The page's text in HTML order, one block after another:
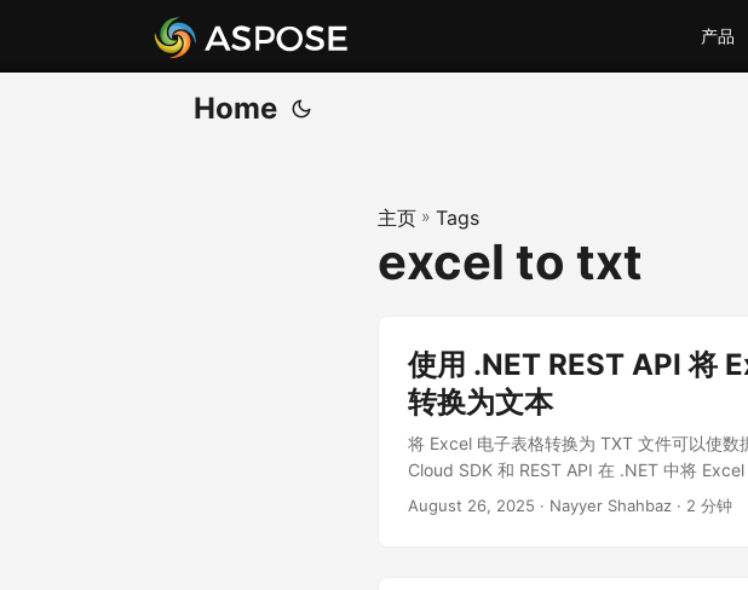
产品
Home
主页 » Tags
excel to txt
使用 .NET REST API 将
转换为文本
将 Excel 电子表格转换为 TXT 文件可以使
Cloud SDK 和 REST API 在 .NET 中将
August 26, 2025 · Nayyer Shahbaz · 2 分钟